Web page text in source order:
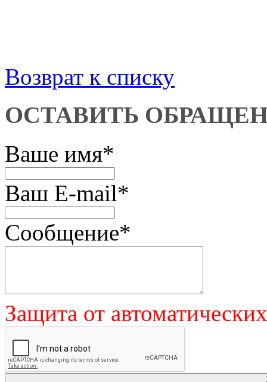
Возврат к списку
ОСТАВИТЬ
Ваше имя*
Ваш E-mail*
Сообщение*
Защита от